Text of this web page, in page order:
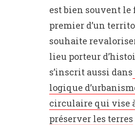
est bien souvent le
premier d’un
souhaite
lieu porteur
s’inscrit aussi dans
logique
circulaire qui vise
préserver les terres